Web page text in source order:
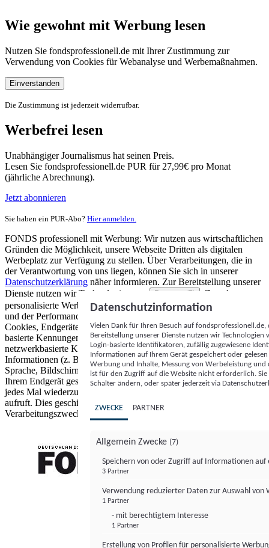
Wie gewohnt mit Werbung lesen
Nutzen Sie fondsprofessionell.de mit Ihrer Zustimmung zur
Verwendung von Cookies für Webanalyse und Werbemaßnahmen.
Einverstanden
Die Zustimmung ist jederzeit widerrufbar.
Werbefrei lesen
Unabhängiger Journalismus hat seinen Preis.
Lesen Sie fondsprofessionell.de PUR für 27,99€ pro Monat
(jährliche Abrechnung).
Jetzt abonnieren
Sie haben ein PUR-Abo? Hier anmelden.
FONDS professionell mit Werbung: Wir nutzen aus wirtschaftlichen
Gründen die Möglichkeit, unsere Webseite Dritten als digitalen
Werbeplatz zur Verfügung zu stellen. Über Verarbeitungen, die in
der Verantwortung von uns liegen, können Sie sich in unserer
Datenschutzerklärung näher informieren. Zur Bereitstellung unserer
Dienste nutzen wir Technologien von
Partnern (5)
. Zwecke:
personalisierte Werbung und Inhalte, Messung von Werbeleistung
und der Performance von Inhalten sowie Zielgruppenforschung.
Cookies, Endgeräte- oder ähnliche Online-Kennungen (z. B. login-
basierte Kennungen, zufällig generierte Kennungen,
netzwerkbasierte Kennungen) können zusammen mit anderen
Informationen (z. B. Browsertyp und Browserinformationen,
Sprache, Bildschirmgröße, unterstützte Technologien usw.) auf
Ihrem Endgerät gespeichert oder von dort ausgelesen werden, um es
jedes Mal wiederzuerkennen, wenn es eine App oder einer Webseite
aufruft. Dies geschieht für einen oder mehrere der hier aufgeführten
Verarbeitungszwecke.
Datenschutzinformation
Vielen Dank für Ihren Besuch auf
Bereitstellung unserer Dienste nutzen wir Technologien
Login-basierte Identifikatoren, zufällig zugewiesene
Informationen auf Ihrem Gerät gespeichert oder
Werbung und Inhalte, Messung von Werbeleistung
ist für den Zugriff auf die Website nicht erforderlich.
Schalter ändern, oder später jederzeit via
ZWECKE PARTNER
Allgemein Zwecke (7)
Speichern von oder Zugriff auf Informationen auf
3 Partner
Verwendung reduzierter Daten zur Auswahl von
1 Partner
- mit berechtigtem Interesse
1 Partner
Erstellung von Profilen für personalisierte
FONDS professionell